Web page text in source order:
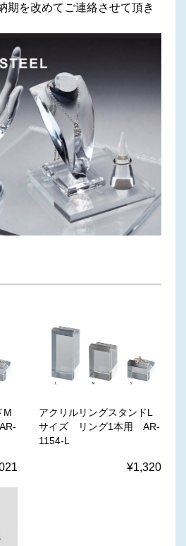
期を改めてご連絡させて頂き
M
アクリルリングスタンドL
サイズ リング1本用 AR-
1154-L
¥1,320